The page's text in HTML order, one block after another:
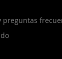
preguntas